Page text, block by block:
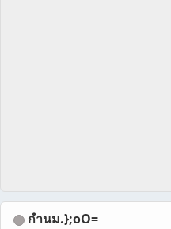
กำนม.};oO=